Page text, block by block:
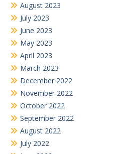
June 2022
February 2022
November 2021
October 2021
August 2021
July 2019
June 2019
July 2018
February 2018
Search
for: